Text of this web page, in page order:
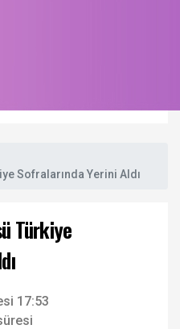
Sofralarında Yerini Aldı
Türkiye
17:53